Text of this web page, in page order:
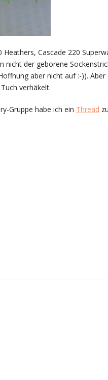
Cascade 220
nicht der geborene
aber nicht auf :-)). Aber
verhäkelt.
Gruppe habe ich ein Thread